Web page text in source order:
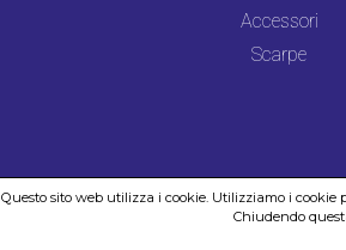
Accessori
Scarpe
Questo sito web utilizza i cookie. Utilizziamo i
Chiudendo